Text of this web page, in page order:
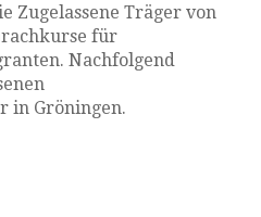
Zugelassene Träger von
für
Nachfolgend
in Gröningen.